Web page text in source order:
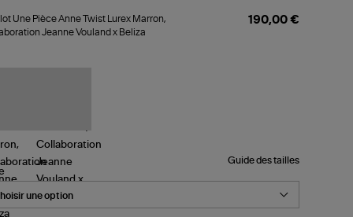
Une Pièce Anne Twist Lurex Marron,
Jeanne Vouland x Beliza
190,00 €
Guide des tailles